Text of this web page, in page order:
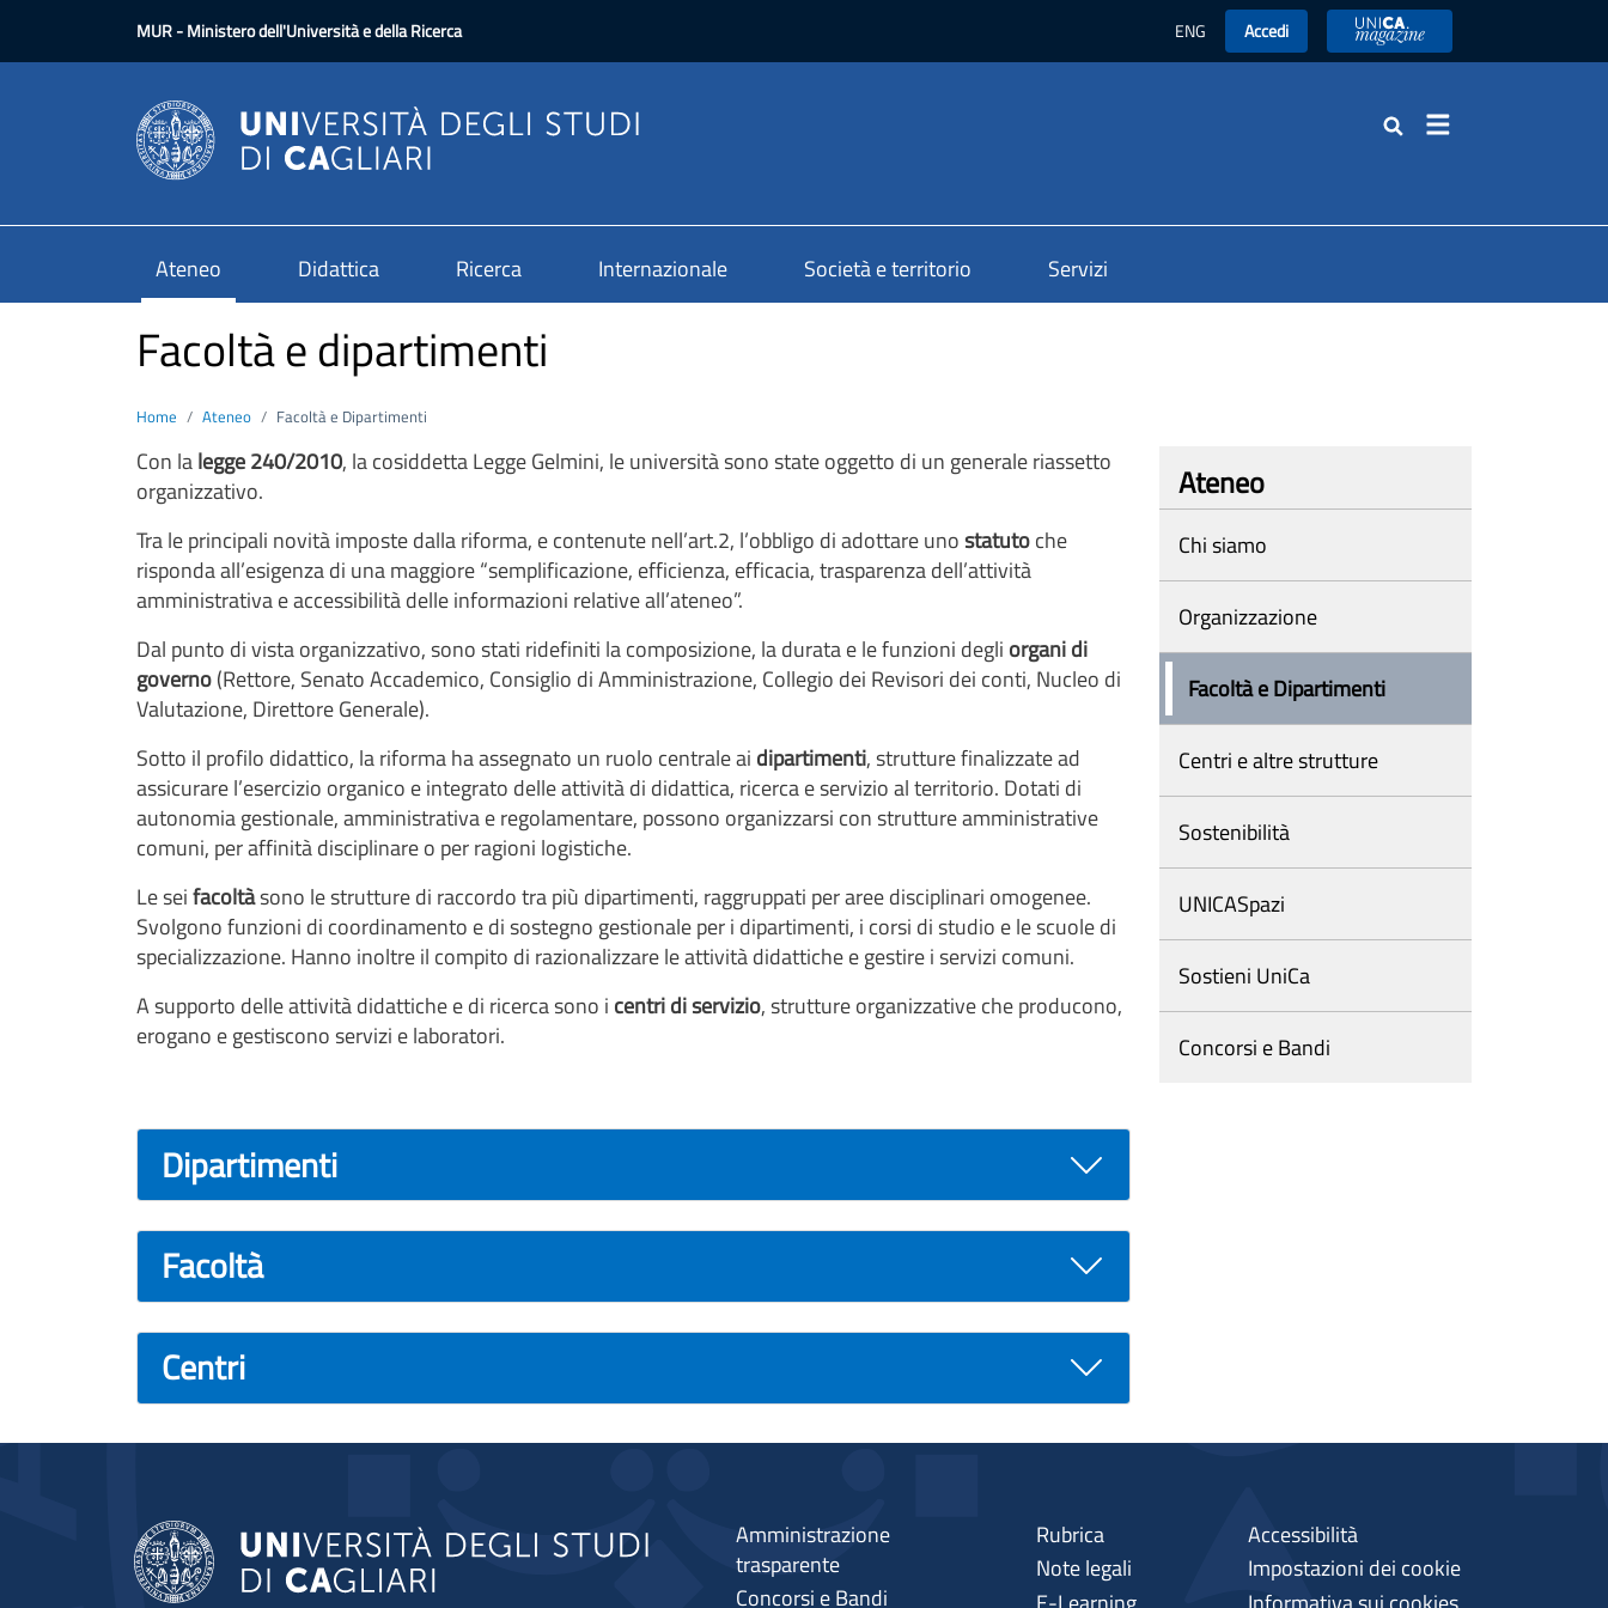
MUR- Ministero dell'Università e della Ricerca ENG Accedi UniCA News
Cerca
Ateneo Didattica Ricerca Internazionale Società e territorio Servizi
Facoltà e dipartimenti
Home Ateneo Facoltà e Dipartimenti
Con lalegge 240/2010, la cosiddetta Legge Gelmini, le università sono state oggetto di un generale riassetto
organizzativo.
Tra le principali novità imposte dalla riforma, e contenute nell’art.2, l’obbligo di adottare unostatutoche
risponda all’esigenza di una maggiore “semplificazione, efficienza, efficacia, trasparenza dell’attività
amministrativa e accessibilità delle informazioni relative all’ateneo”.
Dal punto di vista organizzativo, sono stati ridefiniti la composizione, la durata e le funzioni degli organi di
governo(Rettore, Senato Accademico, Consiglio di Amministrazione, Collegio dei Revisori dei conti, Nucleo di
Valutazione, Direttore Generale).
Sotto il profilo didattico, la riforma ha assegnato un ruolo centrale ai dipartimenti, strutture finalizzate ad
assicurare l’esercizio organico e integrato delle attività di didattica, ricerca e servizio al territorio. Dotati di
autonomia gestionale, amministrativa e regolamentare, possono organizzarsi con strutture amministrative
comuni, per affinità disciplinare o per ragioni logistiche.
Le seifacoltàsono le strutture di raccordo tra più dipartimenti, raggruppati per aree disciplinari omogenee.
Svolgono funzioni di coordinamento e di sostegno gestionale per i dipartimenti, i corsi di studio e le scuole di
specializzazione. Hanno inoltre il compito di razionalizzare le attività didattiche e gestire i servizi comuni.
A supporto delle attività didattiche e di ricerca sono i centri di servizio, strutture organizzative che producono,
erogano e gestiscono servizi e laboratori.
Dipartimenti
Facoltà
Centri
Ateneo
Chi siamo
Organizzazione
Facoltà e Dipartimenti
Centri e altre strutture
Sostenibilità
UNICASpazi
Sostieni UniCa
Concorsi e Bandi
Amministrazione
trasparente
Concorsi e Bandi
Rubrica
Note legali
Accessibilità
Impostazioni dei cookie